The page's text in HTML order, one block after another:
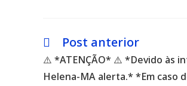
Leia
artigos
Post anterior
⚠️ *ATENÇÃO* ⚠️ *Devido às
Helena-MA alerta.* *Em caso